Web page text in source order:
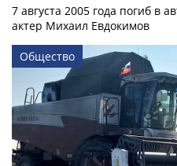
7 августа 2005 года погиб в
актер Михаил Евдокимов
Общество